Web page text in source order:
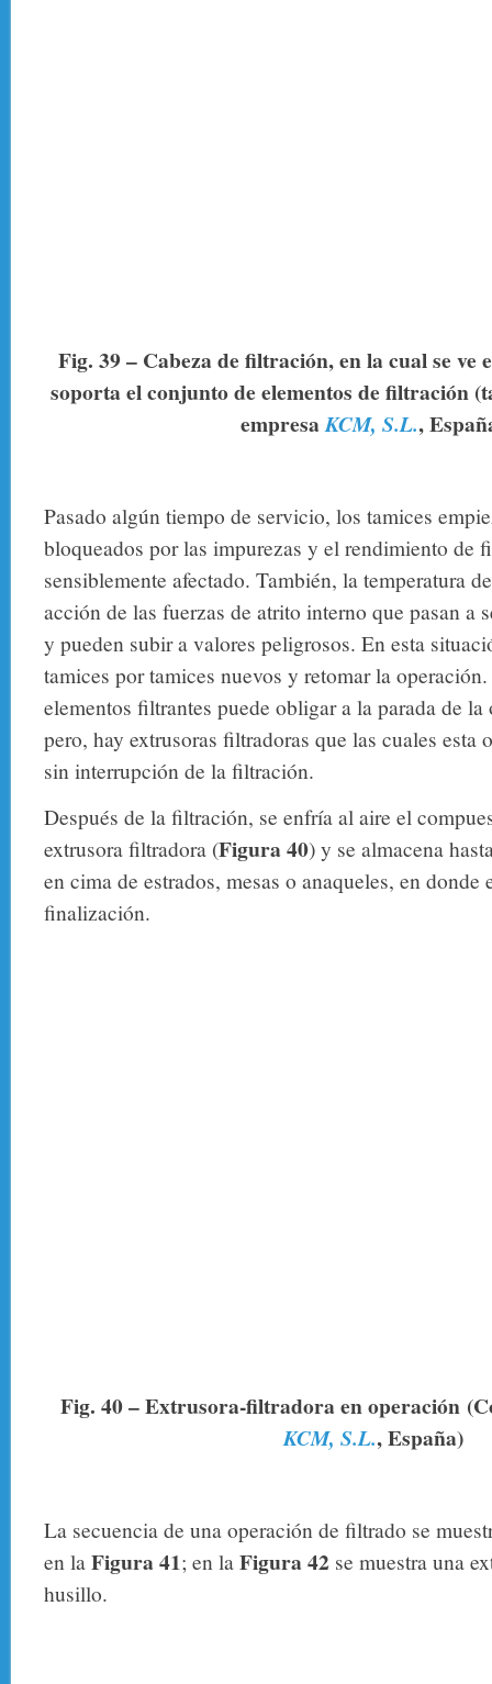
Fig. 39 – Cabeza de filtración, en la cual se ve
soporta el conjunto de elementos de filtración
empresaKCM, S.L.,
Pasado algún tiempo de servicio, los tamices
bloqueados por las impurezas y el rendimiento de
sensiblemente afectado. También, la temperatura
acción de las fuerzas de atrito interno que pasan a
y pueden subir a valores peligrosos. En esta
tamices por tamices nuevos y retomar la
elementos filtrantes puede obligar a la parada de
pero, hay extrusoras filtradoras que las cuales esta
sin interrupción de la filtración.
Después de la filtración, se enfría al aire el
extrusora filtradora (Figura 40) y se almacena
en cima de estrados, mesas o anaqueles, en donde
finalización.
Fig. 40 – Extrusora-filtradora en operación
KCM, S.L., España)
La secuencia de una operación de filtrado se
en laFigura 41; en laFigura 42 se muestra una
husillo.